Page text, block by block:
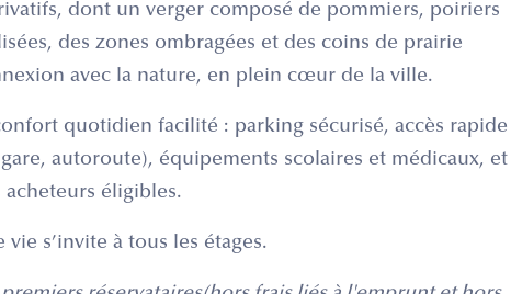
dont un verger composé de pommiers, poiriers
des zones ombragées et des coins de prairie
avec la nature, en plein cœur de la ville.
quotidien facilité : parking sécurisé, accès rapide
autoroute), équipements scolaires et médicaux, et
acheteurs éligibles.
s’invite à tous les étages.